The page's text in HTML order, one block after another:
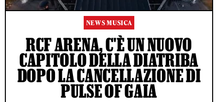
NEWS MUSICA
RCF ARENA, C'È UN NUOVO
CAPITOLO DELLA DIATRIBA
DOPO LA CANCELLAZIONE DI
PULSE OF GAIA